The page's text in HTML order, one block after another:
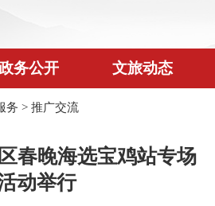
务公开 文旅动态
务 > 推广交流
春晚海选宝鸡站专场
动举行